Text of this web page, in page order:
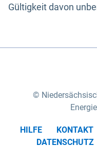
Gültigkeit davon
HILFE KONTAKT
DATENSCHUTZ